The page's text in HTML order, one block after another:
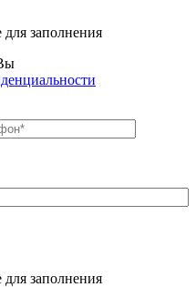
для заполнения
для заполнения